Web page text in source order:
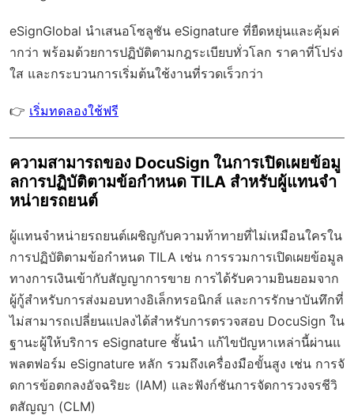
eSignGlobal นำเสนอโซลูชัน eSignature ที่ยืดหยุ่นและคุ้มค่
ากว่า พร้อมด้วยการปฏิบัติตามกฎระเบียบทั่วโลก ราคาที่โปร่ง
ใส และกระบวนการเริ่มต้นใช้งานที่รวดเร็วกว่า
👉 เริ่มทดลองใช้ฟรี
ความสามารถของ DocuSign ในการเปิดเผยข้อมู
ลการปฏิบัติตามข้อกำหนด TILA สำหรับผู้แทนจำ
หน่ายรถยนต์
ผู้แทนจำหน่ายรถยนต์เผชิญกับความท้าทายที่ไม่เหมือนใครใน
การปฏิบัติตามข้อกำหนด TILA เช่น การรวมการเปิดเผยข้อมูล
ทางการเงินเข้ากับสัญญาการขาย การได้รับความยินยอมจาก
ผู้กู้สำหรับการส่งมอบทางอิเล็กทรอนิกส์ และการรักษาบันทึกที่
ไม่สามารถเปลี่ยนแปลงได้สำหรับการตรวจสอบ DocuSign ใน
ฐานะผู้ให้บริการ eSignature ชั้นนำ แก้ไขปัญหาเหล่านี้ผ่านแ
พลตฟอร์ม eSignature หลัก รวมถึงเครื่องมือขั้นสูง เช่น การจั
ดการข้อตกลงอัจฉริยะ (IAM) และฟังก์ชันการจัดการวงจรชีวิ
ตสัญญา (CLM)